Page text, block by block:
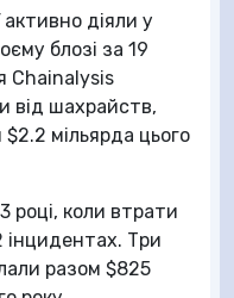
діяли у
блозі за 19
Chainalysis
від шахрайств,
$2.2 мільярда цього
році, коли втрати
інцидентах. Три
разом $825